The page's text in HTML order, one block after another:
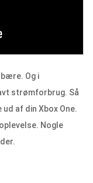
Og i
strømforbrug. Så
af din Xbox One.
Nogle